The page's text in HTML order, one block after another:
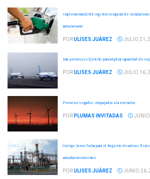
Implementará CNE registro temporal de
autoconsumo
PORULISES JUÁREZ JULIO 21,
Dan permisos a Ejército para ampliar capacidad de
PORULISES JUÁREZ JULIO 16,
Permisos Legados: empujados a la extinción
POR PLUMAS INVITADAS
Corrige Sener fecha para el Registro de activos
autoabastecimientos
PORULISES JUÁREZ JUNIO 26,